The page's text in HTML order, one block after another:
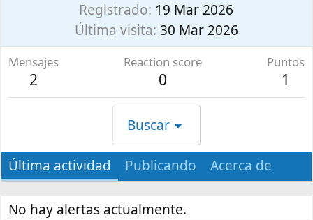
Registrado 19 Mar 2026
Última visita 30 Mar 2026
Mensajes
2
Reaction score
0
Puntos
1
Buscar
Última actividad Publicando Acerca de
No hay alertas actualmente.